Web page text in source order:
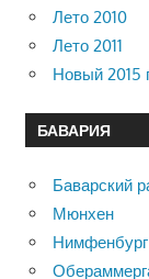
Лето 2010
Лето 2011
Новый 2015
БАВАРИЯ
Баварский
Мюнхен
Нимфенбург